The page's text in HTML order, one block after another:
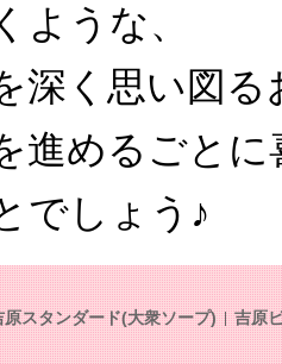
ような、
深く思い図
進めるごと
でしょう♪
原スタンダード(大衆ソープ) 吉原